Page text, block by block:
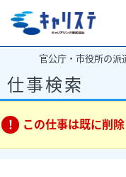
官公庁・市役所の派
仕事検索
この仕事は既に削